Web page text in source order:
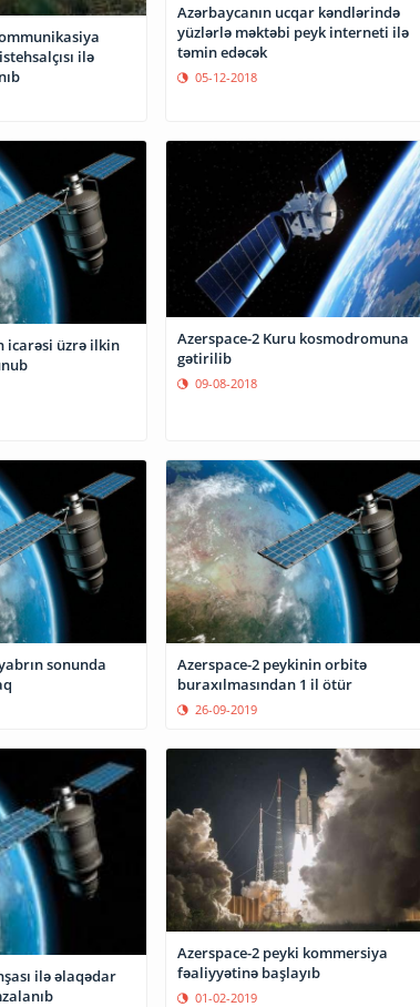
ilə
Azərbaycanın ucqar kəndlərində
yüzlərlə məktəbi peyk interneti ilə
təmin edəcək
05-12-2018
icarəsi üzrə ilkin
Azerspace-2 Kuru kosmodromuna
gətirilib
09-08-2018
sonunda
Azerspace-2 peykinin orbitə
buraxılmasından 1 il ötür
26-09-2019
ilə əlaqədar
Azerspace-2 peyki kommersiya
fəaliyyətinə başlayıb
01-02-2019